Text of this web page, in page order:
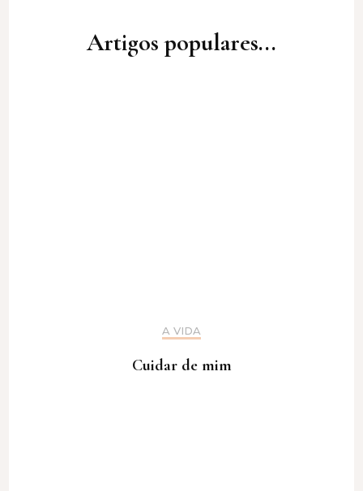
Artigos populares...
A VIDA
Cuidar de mim